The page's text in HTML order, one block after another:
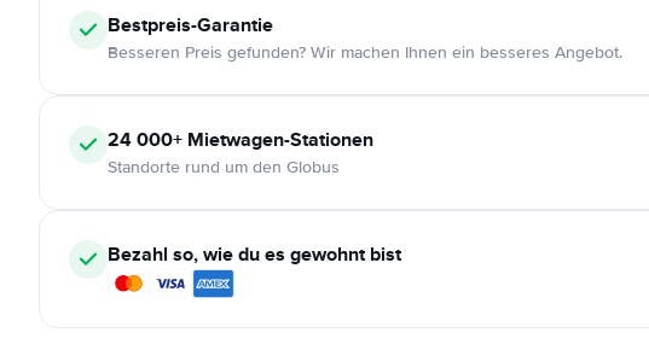
Bestpreis-Garantie
Besseren Preis gefunden? Wir machen Ihnen ein besseres Angebot.
24 000+ Mietwagen-Stationen
Standorte rund um den Globus
Bezahl so, wie du es gewohnt bist